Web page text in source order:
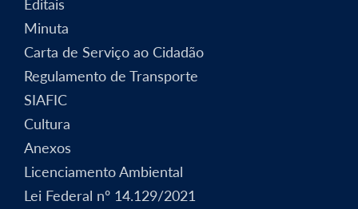
Editais
Minuta
Carta de Serviço ao Cidadão
Regulamento de Transporte
SIAFIC
Cultura
Anexos
Licenciamento Ambiental
Lei Federal nº 14.129/2021